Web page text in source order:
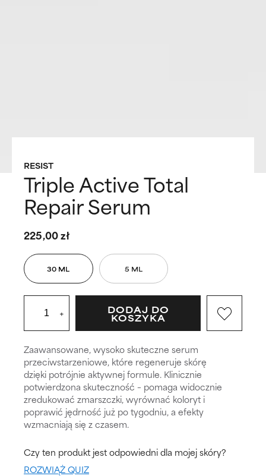
RESIST
Triple Active Total
Repair Serum
225,00 zł
Zaawansowane, wysoko skuteczne serum
przeciwstarzeniowe, które regeneruje skórę
dzięki potrójnie aktywnej formule. Klinicznie
potwierdzona skuteczność – pomaga widocznie
zredukować zmarszczki, wyrównać koloryt i
poprawić jędrność już po tygodniu, a efekty
wzmacniają się z czasem.
Czy ten produkt jest odpowiedni dla mojej skóry?
ROZWIĄŻ QUIZ
30 ML 5 ML
+ DODAJ DO
KOSZYKA